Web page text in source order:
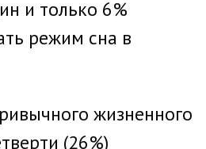
и только 6%
режим сна в
жизненного
(26%)